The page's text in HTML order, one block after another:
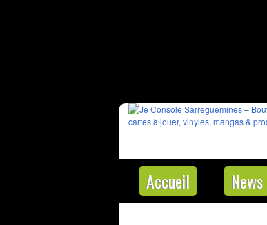
Accueil News